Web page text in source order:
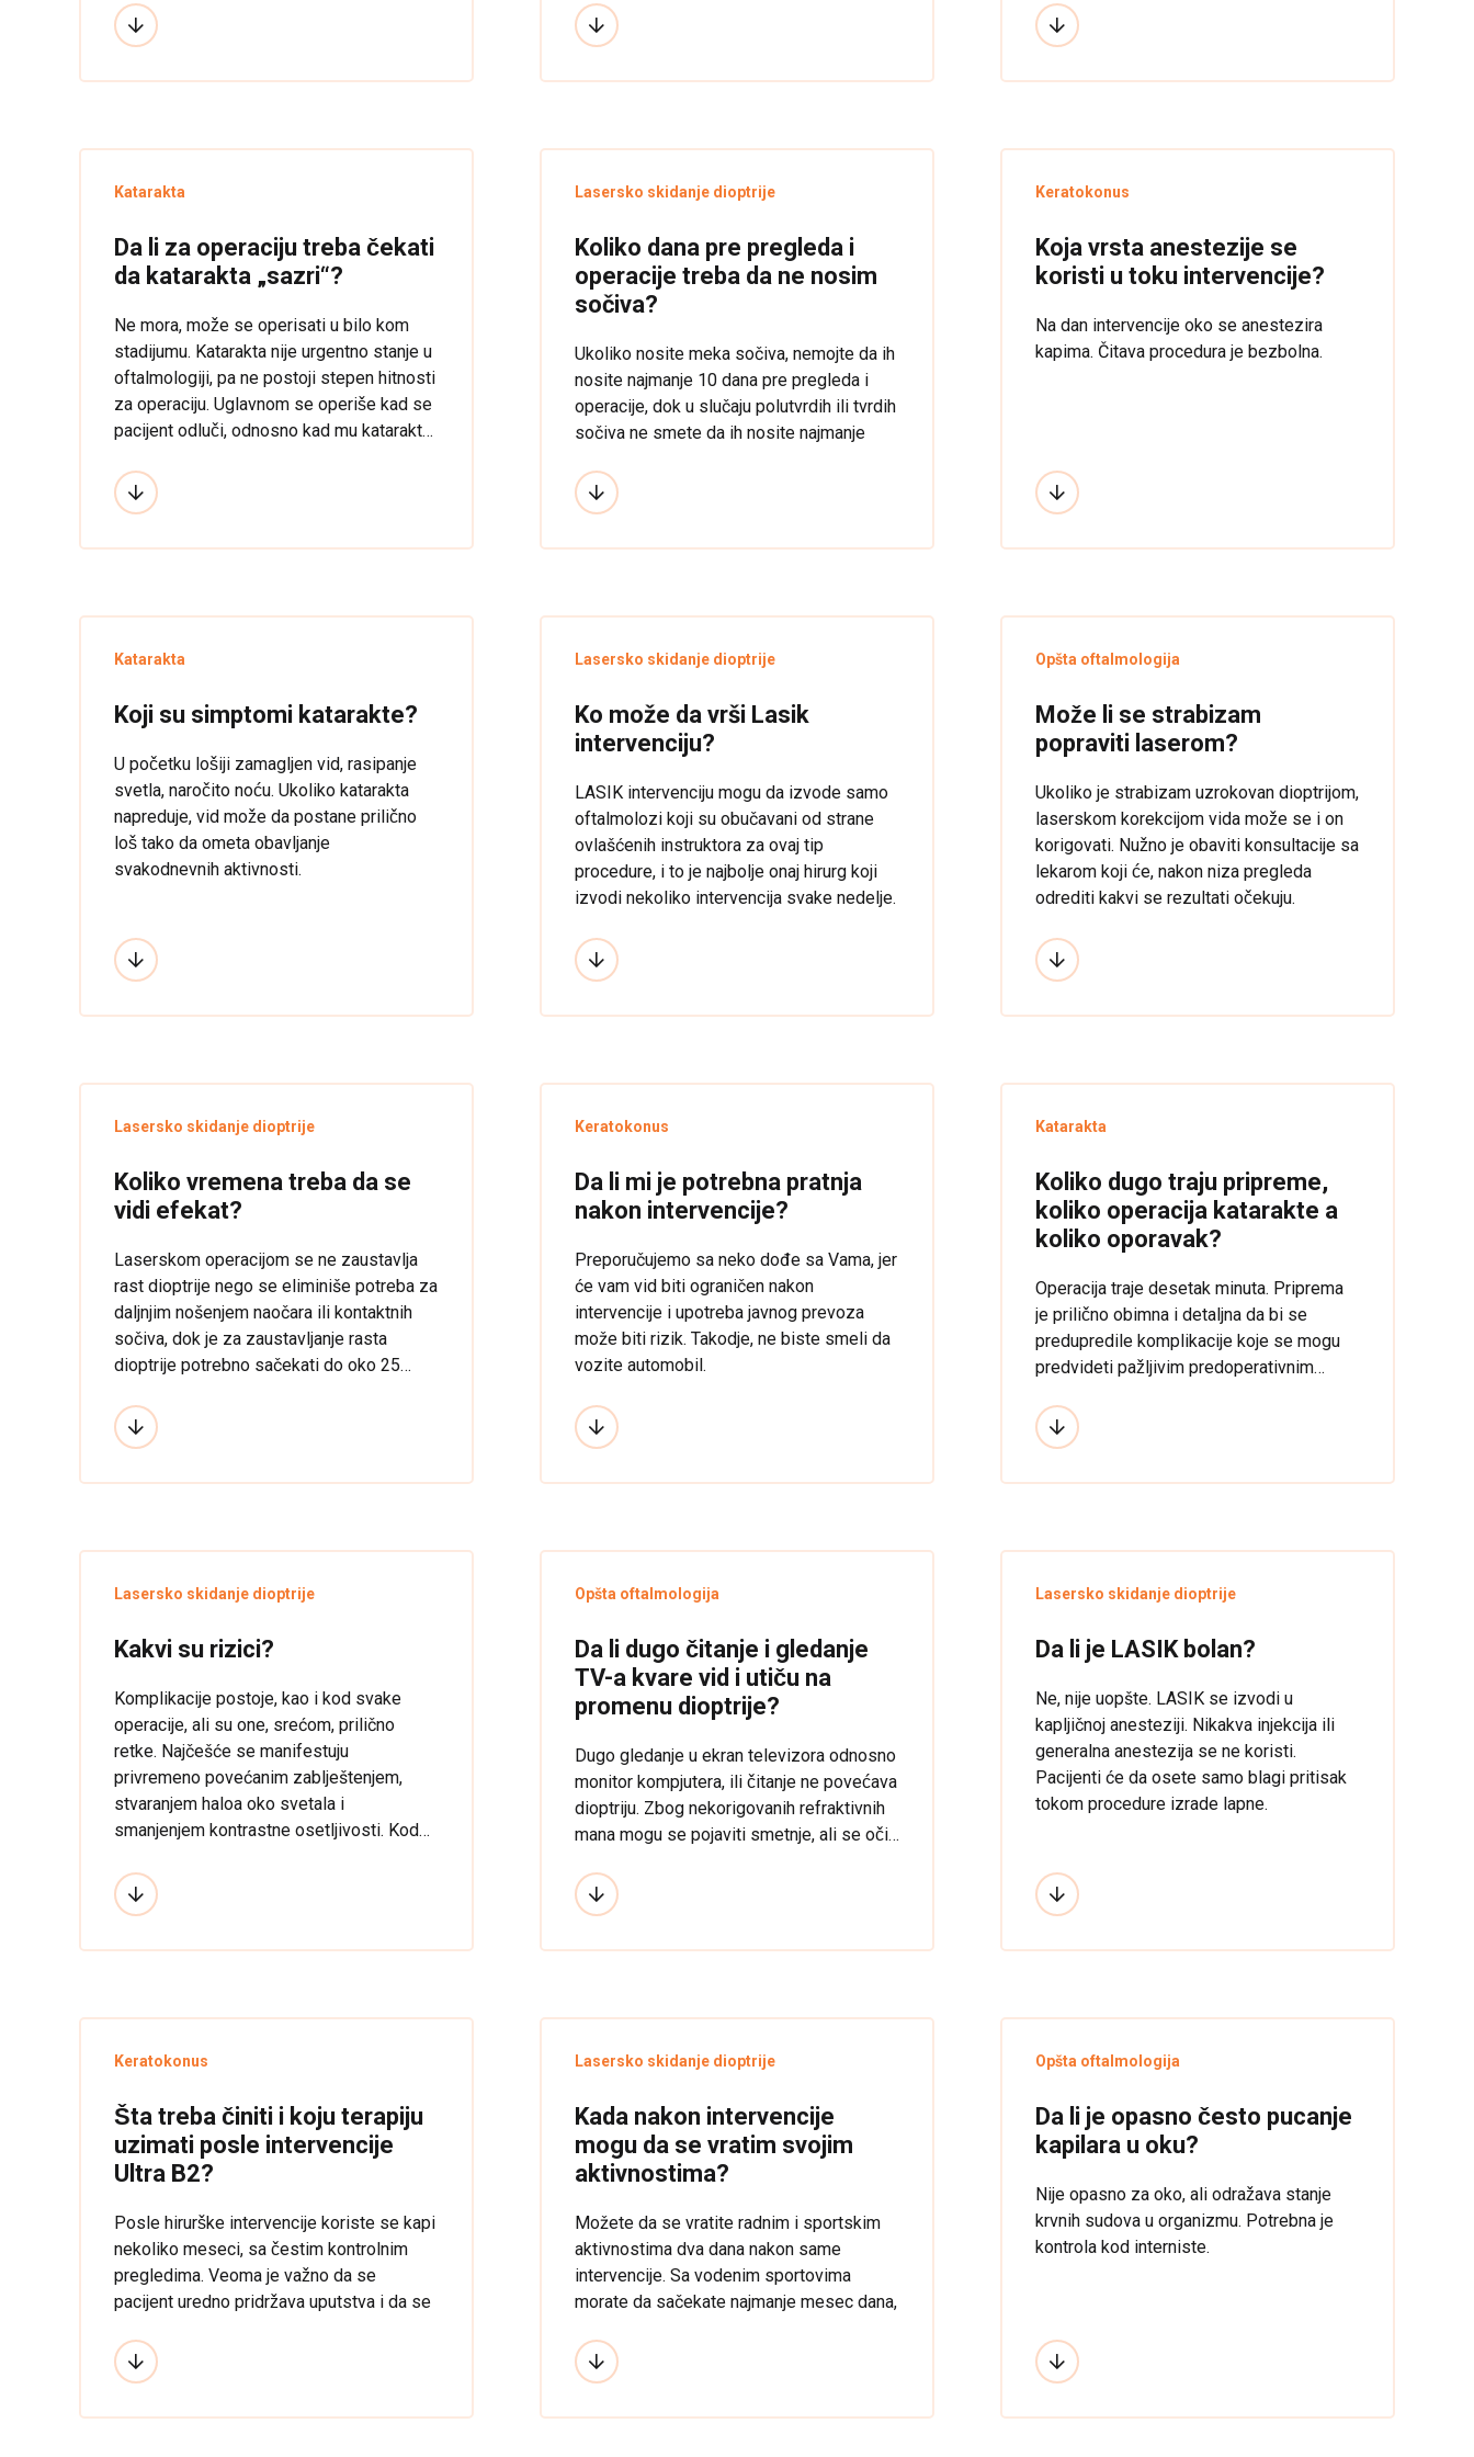
koja vrsta promena treba da se javljaju
očnom lekaru na svakih četiri ili šest
kod slučaja astigmatizma i kratkovidosti
(miopije) još uvek raste dioptrija. Takođe,
regresije, pogotovo u slučaju PRK, LASEK-
3-6 meseci posle intervencije i da se pri
tome rožnjača često delimično izravna,
Katarakta
Da li za operaciju treba čekati
da katarakta „sazri“?
Ne mora, može se operisati u bilo kom
stadijumu. Katarakta nije urgentno stanje u
oftalmologiji, pa ne postoji stepen hitnosti
za operaciju. Uglavnom se operiše kad se
pacijent odluči, odnosno kad mu katarakta
čitanju, vožnji, gledanju televizije, šetnji.
Lasersko skidanje dioptrije
Koliko dana pre pregleda i
operacije treba da ne nosim
sočiva?
Ukoliko nosite meka sočiva, nemojte da ih
nosite najmanje 10 dana pre pregleda i
operacije, dok u slučaju polutvrdih ili tvrdih
sočiva ne smete da ih nosite najmanje
Keratokonus
Koja vrsta anestezije se
koristi u toku intervencije?
Na dan intervencije oko se anestezira
kapima. Čitava procedura je bezbolna.
Katarakta
Koji su simptomi katarakte?
U početku lošiji zamagljen vid, rasipanje
svetla, naročito noću. Ukoliko katarakta
napreduje, vid može da postane prilično
loš tako da ometa obavljanje
svakodnevnih aktivnosti.
Lasersko skidanje dioptrije
Ko može da vrši Lasik
intervenciju?
LASIK intervenciju mogu da izvode samo
oftalmolozi koji su obučavani od strane
ovlašćenih instruktora za ovaj tip
procedure, i to je najbolje onaj hirurg koji
izvodi nekoliko intervencija svake nedelje.
najviše zavisi od sposobnosti i velikog
iskustva stručnjaka hirurga koji izvodi
refraktivne hirurgije.
Opšta oftalmologija
Može li se strabizam
popraviti laserom?
Ukoliko je strabizam uzrokovan dioptrijom,
laserskom korekcijom vida može se i on
korigovati. Nužno je obaviti konsultacije sa
lekarom koji će, nakon niza pregleda
odrediti kakvi se rezultati očekuju.
Lasersko skidanje dioptrije
Koliko vremena treba da se
vidi efekat?
Laserskom operacijom se ne zaustavlja
rast dioptrije nego se eliminiše potreba za
daljnjim nošenjem naočara ili kontaktnih
sočiva, dok je za zaustavljanje rasta
dioptrije potrebno sačekati do oko 25
operisana dioptrija se najčešće nikad više
ne vraća.
Keratokonus
Da li mi je potrebna pratnja
nakon intervencije?
Preporučujemo sa neko dođe sa Vama, jer
će vam vid biti ograničen nakon
intervencije i upotreba javnog prevoza
može biti rizik. Takodje, ne biste smeli da
vozite automobil.
Katarakta
Koliko dugo traju pripreme,
koliko operacija katarakte a
koliko oporavak?
Operacija traje desetak minuta. Priprema
je prilično obimna i detaljna da bi se
predupredile komplikacije koje se mogu
predvideti pažljivim predoperativnim
operativne tehnike i vrste anestezije koja
se koristi. U „LaserFocus-u” koristimo
Lasersko skidanje dioptrije
Kakvi su rizici?
Komplikacije postoje, kao i kod svake
operacije, ali su one, srećom, prilično
retke. Najčešće se manifestuju
privremeno povećanim zablještenjem,
stvaranjem haloa oko svetala i
smanjenjem kontrastne osetljivosti. Kod
nastane osećaj suvog oka, što se efikasno
rešava privremenim uvođenjem terapije
Opšta oftalmologija
Da li dugo čitanje i gledanje
TV-a kvare vid i utiču na
promenu dioptrije?
Dugo gledanje u ekran televizora odnosno
monitor kompjutera, ili čitanje ne povećava
dioptriju. Zbog nekorigovanih refraktivnih
mana mogu se pojaviti smetnje, ali se oči
Lasersko skidanje dioptrije
Da li je LASIK bolan?
Ne, nije uopšte. LASIK se izvodi u
kapljičnoj anesteziji. Nikakva injekcija ili
generalna anestezija se ne koristi.
Pacijenti će da osete samo blagi pritisak
tokom procedure izrade lapne.
iznenađena koliko je ova procedura zaista
bezbolna.
Keratokonus
Šta treba činiti i koju terapiju
uzimati posle intervencije
Ultra B2?
Posle hirurške intervencije koriste se kapi
nekoliko meseci, sa čestim kontrolnim
pregledima. Veoma je važno da se
pacijent uredno pridržava uputstva i da se
nastaviti da nosi kontaktna sočiva.
Lasersko skidanje dioptrije
Kada nakon intervencije
mogu da se vratim svojim
aktivnostima?
Možete da se vratite radnim i sportskim
aktivnostima dva dana nakon same
intervencije. Sa vodenim sportovima
morate da sačekate najmanje mesec dana,
morate da izbegavate najmanje 6 meseci.
Opšta oftalmologija
Da li je opasno često pucanje
kapilara u oku?
Nije opasno za oko, ali odražava stanje
krvnih sudova u organizmu. Potrebna je
kontrola kod interniste.